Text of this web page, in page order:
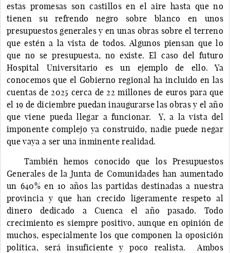
estas promesas son castillos en el aire hasta que no
tienen su refrendo negro sobre blanco en unos
presupuestos generales y en unas obras sobre el terreno
que estén a la vista de todos. Algunos piensan que lo
que no se presupuesta, no existe. El caso del futuro
Hospital Universitario es un ejemplo de ello. Ya
conocemos que el Gobierno regional ha incluido en las
cuentas de 2025 cerca de 22 millones de euros para que
el 19 de diciembre puedan inaugurarse las obras y el año
que viene pueda llegar a funcionar. Y, a la vista del
imponente complejo ya construido, nadie puede negar
que vaya a ser una inminente realidad.
También hemos conocido que los Presupuestos
Generales de la Junta de Comunidades han aumentado
un 640% en 10 años las partidas destinadas a nuestra
provincia y que han crecido ligeramente respeto al
dinero dedicado a Cuenca el año pasado. Todo
crecimiento es siempre positivo, aunque en opinión de
muchos, especialmente los que componen la oposición
política, será insuficiente y poco realista. Ambos